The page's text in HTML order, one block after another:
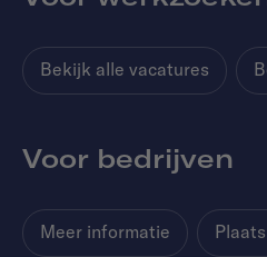
Bekijk alle vacatures
Voor bedrijven
Meer informatie